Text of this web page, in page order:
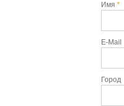
Имя *
E-Mail
Город